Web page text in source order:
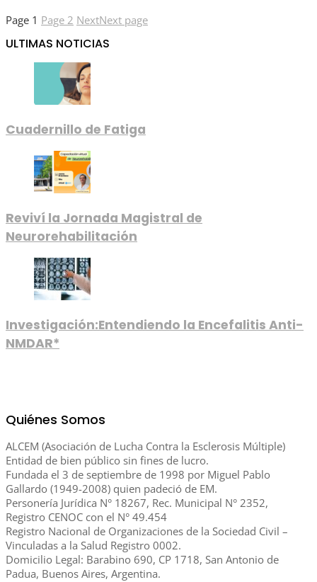
Page 1 Page 2 NextNext page
ULTIMAS NOTICIAS
Cuadernillo de Fatiga
Reviví la Jornada Magistral de
Neurorehabilitación
Investigación:Entendiendo la Encefalitis Anti-
NMDAR*
Quiénes Somos
ALCEM (Asociación de Lucha Contra la Esclerosis Múltiple)
Entidad de bien público sin fines de lucro.
Fundada el 3 de septiembre de 1998 por Miguel Pablo
Gallardo (1949-2008) quien padeció de EM.
Personería Jurídica N° 18267, Rec. Municipal N° 2352,
Registro CENOC con el N° 49.454
Registro Nacional de Organizaciones de la Sociedad Civil –
Vinculadas a la Salud Registro 0002.
Domicilio Legal: Barabino 690, CP 1718, San Antonio de
Padua, Buenos Aires, Argentina.